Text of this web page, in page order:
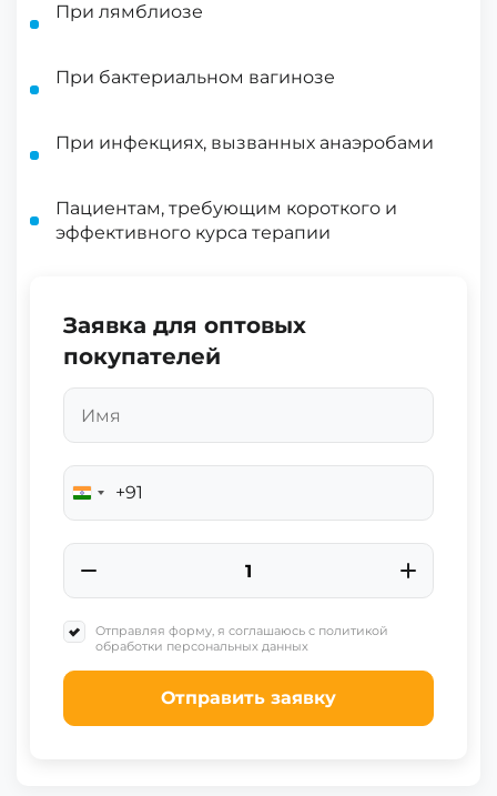
При лямблиозе
При бактериальном вагинозе
При инфекциях, вызванных анаэробами
Пациентам, требующим короткого и
эффективного курса терапии
Заявка для оптовых
покупателей
India
+91
+91
Отправляя форму, я соглашаюсь с политикой
обработки персональных данных
Отправить заявку